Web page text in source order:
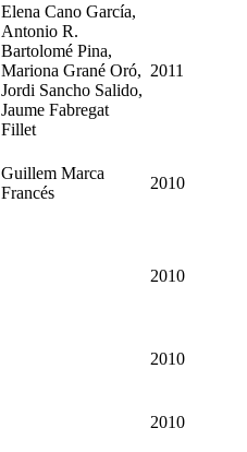
Elena Cano García,
Antonio R.
Bartolomé Pina,
Mariona Grané Oró,
Jordi Sancho Salido,
Jaume Fabregat
Fillet
2011
Guillem Marca
Francés
2010
2010
2010
2010